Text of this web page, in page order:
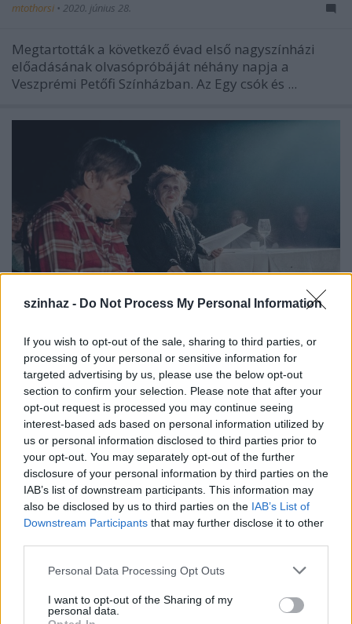
szinhaz - Do Not Process My Personal Information
If you wish to opt-out of the sale, sharing to third parties, or
processing of your personal or sensitive information for
targeted advertising by us, please use the below opt-out
section to confirm your selection. Please note that after your
opt-out request is processed you may continue seeing
interest-based ads based on personal information utilized by
us or personal information disclosed to third parties prior to
your opt-out. You may separately opt-out of the further
disclosure of your personal information by third parties on the
IAB’s list of downstream participants. This information may
also be disclosed by us to third parties on the IAB’s List of
Downstream Participants that may further disclose it to other
Please note that this website/app uses one or more Google
not limited to your visit or usage behaviour. You may click to
grant or deny consent to Google and its third-party tags to
Personal Data Processing Opt Outs
I want to opt-out of the Sharing of my
personal data.
mtothorsi • 2020. június 28.
Megtartották a következő évad első nagyszínházi
előadásának olvasópróbáját néhány napja a
Veszprémi Petőfi Színházban. Az Egy csók és ...
Július 5-én indul a Zsámbéki Nyári
Színház
mtothorsi• 2020. június 26.
A frissen felújított Zichy-kastély sajátos
atmoszférájú, nyitott belső udvarán álló színpadra
tervezik idén az előadások java részét, de lesz ...